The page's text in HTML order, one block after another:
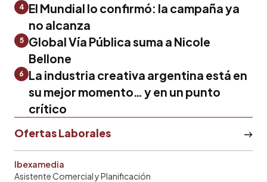
4 El Mundial lo confirmó: la campaña ya
no alcanza
5
Global Vía Pública suma a Nicole
Bellone
6
La industria creativa argentina está en
su mejor momento… y en un punto
crítico
Ofertas Laborales
Ibexamedia
Asistente Comercial y Planificación